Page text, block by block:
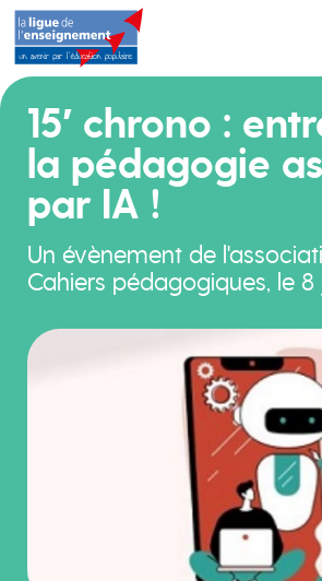
15′ chrono :
la pédagogie
par IA !
Un évènement de
Cahiers pédagogiques, le